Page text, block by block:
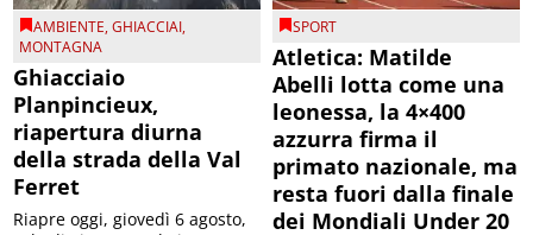
AMBIENTE,GHIACCIAI,
MONTAGNA
Ghiacciaio
Planpincieux,
riapertura diurna
della strada della Val
Ferret
Riapre oggi, giovedì 6 agosto,
SPORT
Atletica: Matilde
Abelli lotta come una
leonessa, la 4×400
azzurra firma il
primato nazionale, ma
resta fuori dalla finale
dei Mondiali Under 20